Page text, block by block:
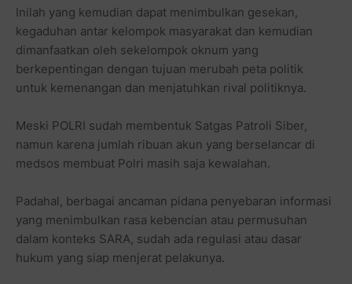
Inilah yang kemudian dapat menimbulkan gesekan,
kegaduhan antar kelompok masyarakat dan kemudian
dimanfaatkan oleh sekelompok oknum yang
berkepentingan dengan tujuan merubah peta politik
untuk kemenangan dan menjatuhkan rival politiknya.
Meski POLRI sudah membentuk Satgas Patroli Siber,
namun karena jumlah ribuan akun yang berselancar di
medsos membuat Polri masih saja kewalahan.
Padahal, berbagai ancaman pidana penyebaran informasi
yang menimbulkan rasa kebencian atau permusuhan
dalam konteks SARA, sudah ada regulasi atau dasar
hukum yang siap menjerat pelakunya.